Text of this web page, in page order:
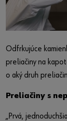
Odfrkujúce
preliačiny na
o aký druh
Preliačiny s
„Prvá,